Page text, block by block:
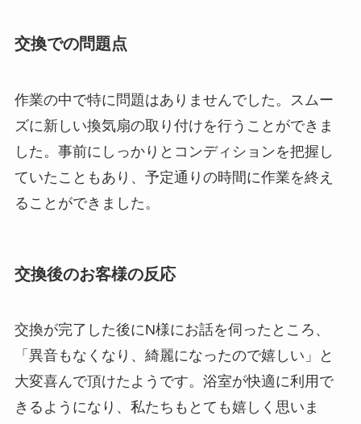
交換での問題点
作業の中で特に問題はありませんでした。スムー
ズに新しい換気扇の取り付けを行うことができま
した。事前にしっかりとコンディションを把握し
ていたこともあり、予定通りの時間に作業を終え
ることができました。
交換後のお客様の反応
交換が完了した後にN様にお話を伺ったところ、
「異音もなくなり、綺麗になったので嬉しい」と
大変喜んで頂けたようです。浴室が快適に利用で
きるようになり、私たちもとても嬉しく思いま